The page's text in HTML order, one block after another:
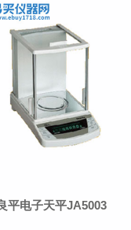
平电子天平JA5003